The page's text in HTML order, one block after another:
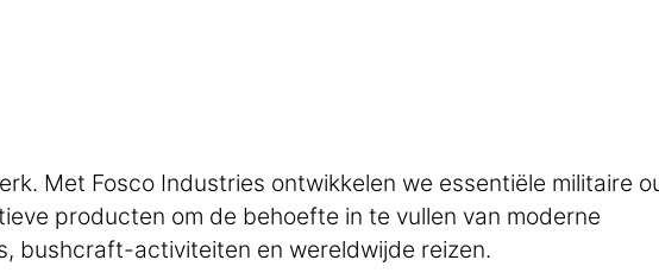
Met Fosco Industries ontwikkelen we essentiële militaire
producten om de behoefte in te vullen van moderne
bushcraft-activiteiten en wereldwijde reizen.